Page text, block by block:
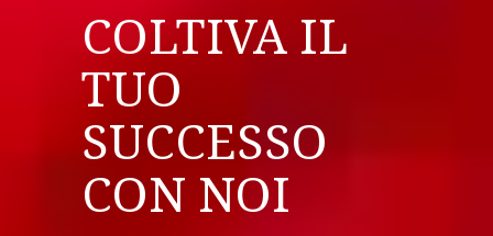
COLTIVA IL
TUO
SUCCESSO
CON NOI